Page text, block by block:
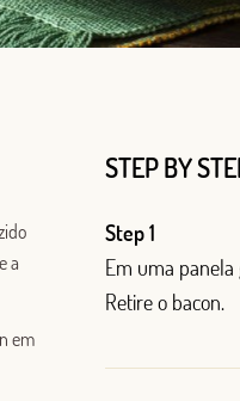
a
em
STEP BY
Step 1
Em uma panela
Retire o bacon.